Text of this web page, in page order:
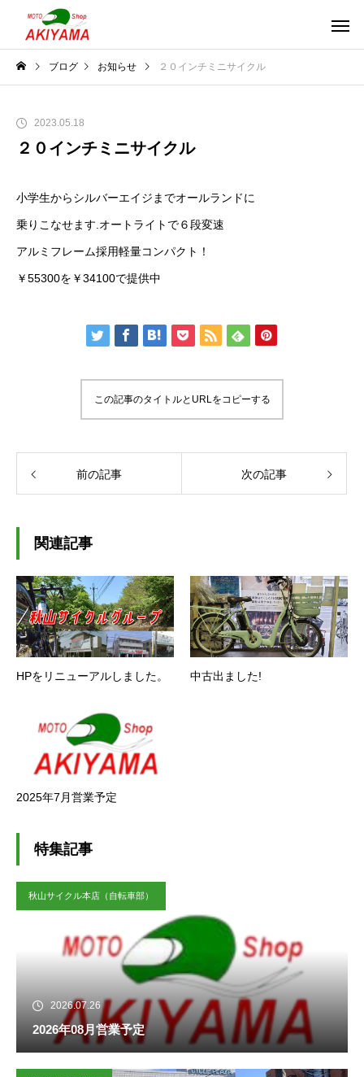
ブログ お知らせ ２０インチミニサイクル
2023.05.18
２０インチミニサイクル
小学生からシルバーエイジまでオールランドに
乗りこなせます.オートライトで６段変速
アルミフレーム採用軽量コンパクト！
￥55300を￥34100で提供中
この記事のタイトルとURLをコピーする
前の記事 次の記事
関連記事
HPをリニューアルしました。 中古出ました!
2025年7月営業予定
特集記事
秋山サイクル本店（自転車部）
2026.07.26
2026年08月営業予定